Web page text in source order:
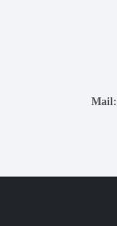
Mail: